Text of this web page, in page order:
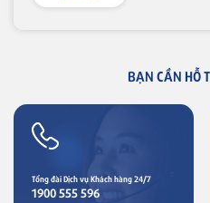
BẠN CẦN HỖ
Tổng đài Dịch vụ Khách hàng 24/7
1900 555 596
Thẻ
Thẻ